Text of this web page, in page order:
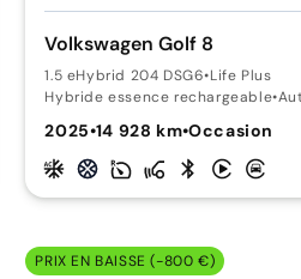
"Black Style"
Volkswagen Golf 8
1.5 eHybrid 204 DSG6•Life Plus
Hybride essence rechargeable•
2025•14 928 km•Occasion
PRIX EN BAISSE (-800 €)